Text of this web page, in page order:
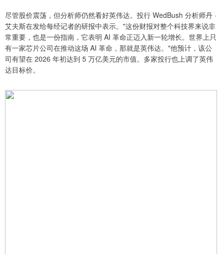
尽管股价震荡，但分析师仍然看好英伟达。投行 WedBush 分析师丹 ·
艾夫斯在发给每经记者的研报中表示。"这份财报对整个科技界来说非
常重要，也是一份指南，它表明 AI 革命正迈入新一轮增长。世界上只
有一家芯片公司在推动这场 AI 革命，那就是英伟达。"他预计，该公
司有望在 2026 年初达到 5 万亿美元的市值。多家投行也上调了英伟
达目标价。